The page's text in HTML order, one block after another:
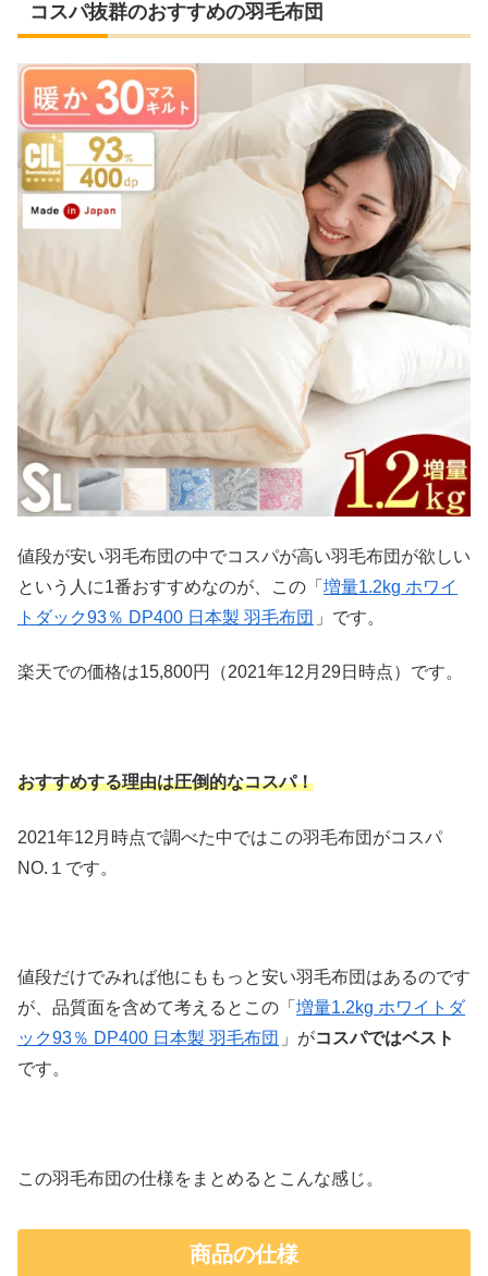
コスパ抜群のおすすめの羽毛布団
値段が安い羽毛布団の中でコスパが高い羽毛布団が欲しい
という人に1番おすすめなのが、この「 増量1.2kg ホワイ
トダック93％ DP400 日本製 羽毛布団 」です。
楽天での価格は15,800円（2021年12月29日時点）です。
おすすめする理由は圧倒的なコスパ！
2021年12月時点で調べた中ではこの羽毛布団がコスパ
NO.１です。
値段だけでみれば他にももっと安い羽毛布団はあるのです
が、品質面を含めて考えるとこの「 増量1.2kg ホワイトダ
ック93％ DP400 日本製 羽毛布団 」がコスパではベスト
です。
この羽毛布団の仕様をまとめるとこんな感じ。
商品の仕様